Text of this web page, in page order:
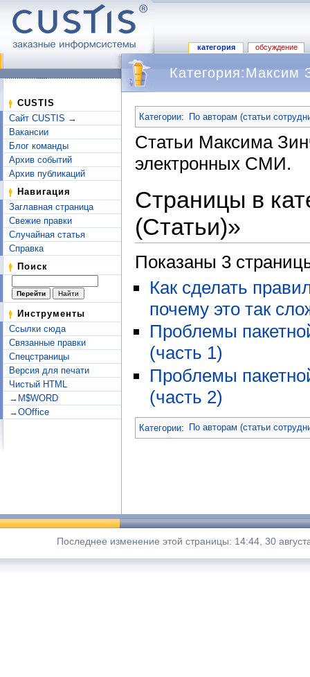
категория обсуждение
CUSTIS
Сайт CUSTIS →
Вакансии
Блог команды
Архив событий
Архив публикаций
Навигация
Заглавная страница
Свежие правки
Случайная статья
Справка
Поиск
Инструменты
Ссылки сюда
Связанные правки
Спецстраницы
Версия для печати
Чистый HTML
→M$WORD
→OOffice
Категория:Максим
Категории: По авторам (статьи
Статьи Максима
электронных СМИ.
Страницы в
(Статьи)»
Показаны 3
Как сделать
почему это так
Проблемы
(часть 1)
Проблемы
(часть 2)
Категории: По авторам (статьи
Последнее изменение этой страницы: 14:44, 30